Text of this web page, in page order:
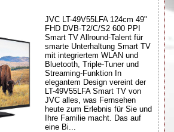
JVC LT-49V55LFA 124cm 49"
FHD DVB-T2/C/S2 600 PPI
Smart TV Allround-Talent für
smarte Unterhaltung Smart TV
mit integriertem WLAN und
Bluetooth, Triple-Tuner und
Streaming-Funktion In
elegantem Design vereint der
LT-49V55LFA Smart TV von
JVC alles, was Fernsehen
heute zum Erlebnis für Sie und
Ihre Familie macht. Das auf
eine Bi...